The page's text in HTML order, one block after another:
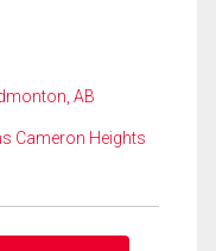
AB
Cameron Heights